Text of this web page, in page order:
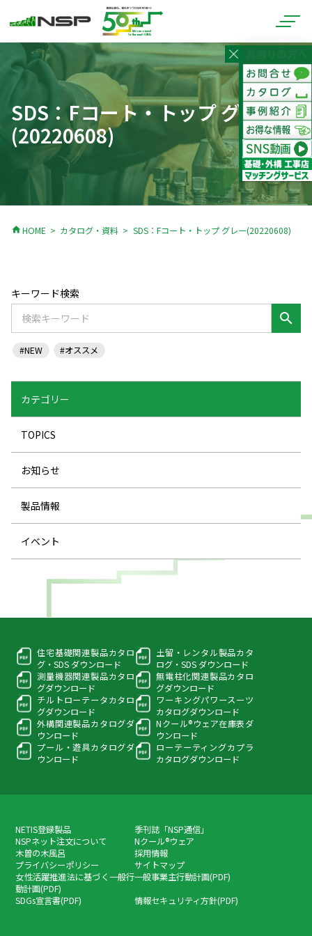
SDS：Fコート・トップ グレー
(20220608)
home HOME カタログ・資料 SDS：Fコート・トップ グレー(20220608)
キーワード検索
search
#NEW #オススメ
カテゴリー
TOPICS
お知らせ
製品情報
イベント
住宅基礎関連製品カタロ
グ・SDS ダウンロード
土留・レンタル製品カタ
ログ・ SDS ダウンロード
測量機器関連製品カタロ
グダウンロード
無電柱化関連製品カタロ
グダウンロード
チルトローテータカタロ
グダウンロード
ワーキングパワースーツ
カタログダウンロード
外構関連製品カタログダ
ウンロード
Nクール®ウェア在庫表ダ
ウンロード
プール・遊具カタログダ
ウンロード
ローテーティングカプラ
カタログダウンロード
NETIS登録製品
季刊誌「NSP通信」
NSPネット注文について
Nクール®ウェア
木曽の木風呂
採用情報
プライバシーポリシー
サイトマップ
女性活躍推進法に基づく一般行
動計画(PDF)
一般事業主行動計画(PDF)
SDGs宣言書(PDF)
情報セキュリティ方針(PDF)